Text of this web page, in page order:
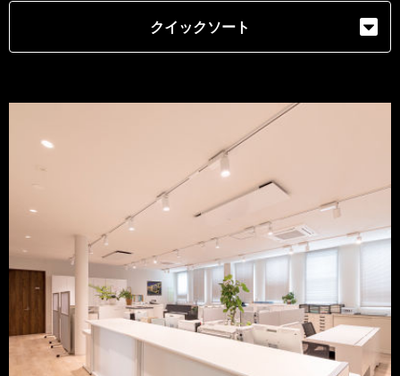
クイックソート